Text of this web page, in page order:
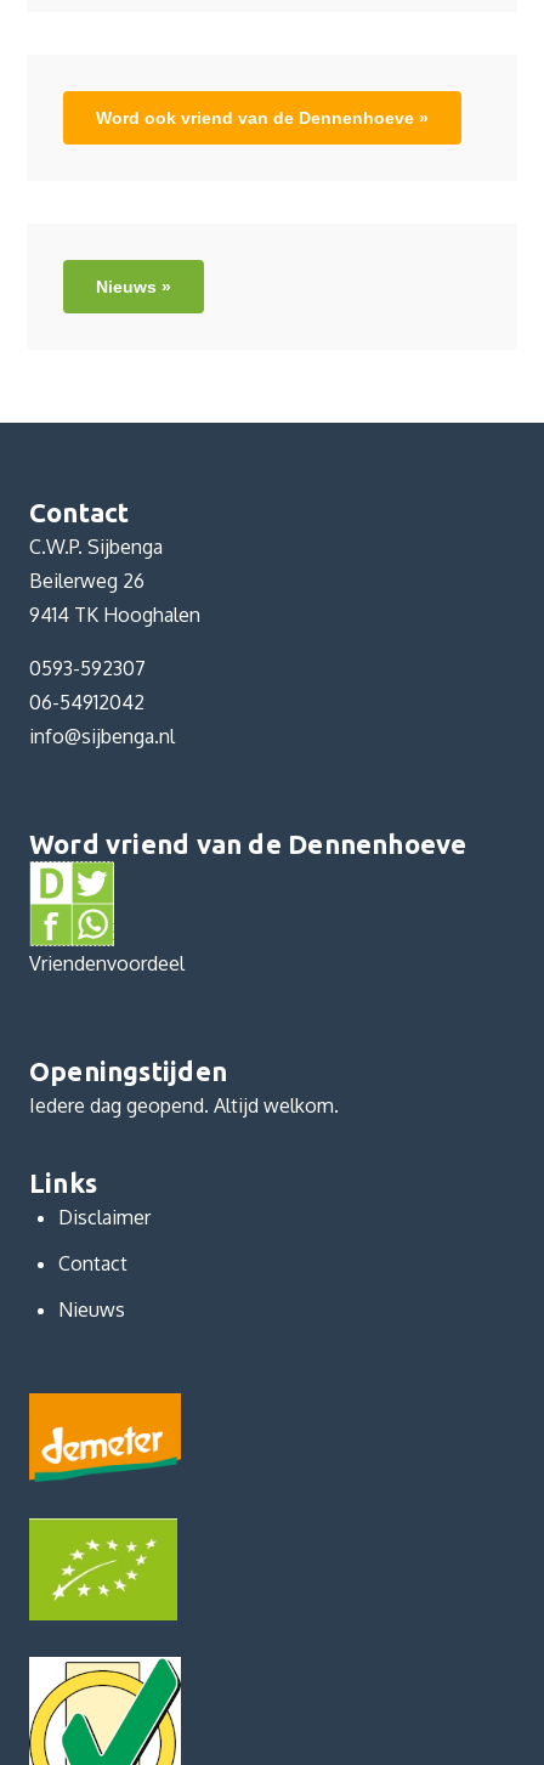
Word ook vriend van de Dennenhoeve »
Nieuws »
Contact
C.W.P. Sijbenga
Beilerweg 26
9414 TK Hooghalen
0593-592307
06-54912042
info@sijbenga.nl
Word vriend van de Dennenhoeve
Vriendenvoordeel
Openingstijden
Iedere dag geopend. Altijd welkom.
Links
Disclaimer
Contact
Nieuws